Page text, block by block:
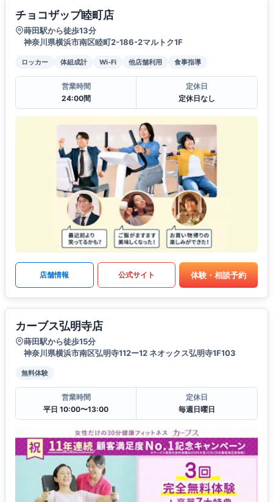
チョコザップ睦町店
蒔田駅から徒歩13分
神奈川県横浜市南区睦町2-186-2マルトク1F
ロッカー 体組成計 Wi-Fi 他店舗利用 食事指導
営業時間
24:00間
定休日
定休日なし
店舗情報 公式サイト 体験・相談予約
カーブス弘明寺店
蒔田駅から徒歩15分
神奈川県横浜市南区弘明寺112ー12 ネオックス弘明寺1F103
無料体験
営業時間
平日 10:00〜13:00
定休日
毎週日曜日